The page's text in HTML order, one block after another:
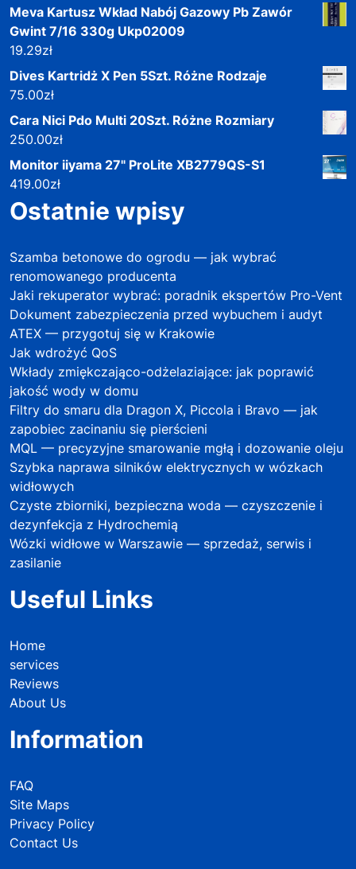
Meva Kartusz Wkład Nabój Gazowy Pb Zawór
Gwint 7/16 330g Ukp02009
19.29zł
Dives Kartridż X Pen 5Szt. Różne Rodzaje
75.00zł
Cara Nici Pdo Multi 20Szt. Różne Rozmiary
250.00zł
Monitor iiyama 27" ProLite XB2779QS-S1
419.00zł
Ostatnie wpisy
Szamba betonowe do ogrodu — jak wybrać
renomowanego producenta
Jaki rekuperator wybrać: poradnik ekspertów Pro-Vent
Dokument zabezpieczenia przed wybuchem i audyt
ATEX — przygotuj się w Krakowie
Jak wdrożyć QoS
Wkłady zmiękczająco-odżelaziające: jak poprawić
jakość wody w domu
Filtry do smaru dla Dragon X, Piccola i Bravo — jak
zapobiec zacinaniu się pierścieni
MQL — precyzyjne smarowanie mgłą i dozowanie oleju
Szybka naprawa silników elektrycznych w wózkach
widłowych
Czyste zbiorniki, bezpieczna woda — czyszczenie i
dezynfekcja z Hydrochemią
Wózki widłowe w Warszawie — sprzedaż, serwis i
zasilanie
Useful Links
Home
services
Reviews
About Us
Information
FAQ
Site Maps
Privacy Policy
Contact Us